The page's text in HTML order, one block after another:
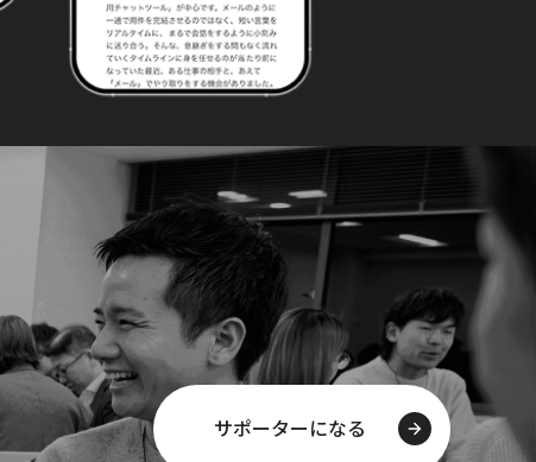
サポーターになる